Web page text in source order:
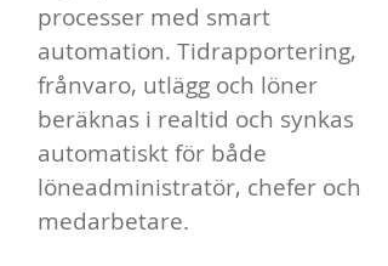
processer med smart
automation. Tidrapportering,
frånvaro, utlägg och löner
beräknas i realtid och synkas
automatiskt för både
löneadministratör, chefer och
medarbetare.